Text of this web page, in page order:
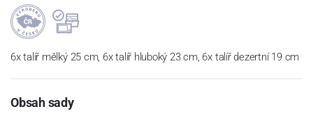
6x talíř mělký 25 cm, 6x talíř hluboký 23 cm, 6x talíř dezertní 19 cm
Obsah sady